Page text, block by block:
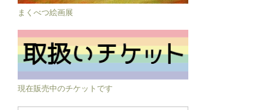
まくべつ絵画展
現在販売中のチケットです